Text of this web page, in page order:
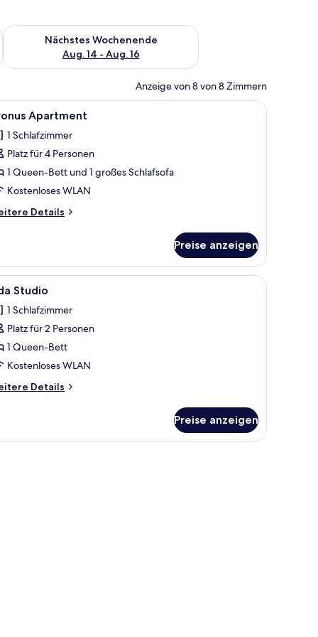
Aug. 7 - Aug. 9.
Nächstes Wochenende
Aug. 14 - Aug. 16
Überprüfe die Verfügbarkeit für nächstes Wochenende, Aug.
Anzeige von 8 von 8 Zimmern
weißer Bettwäsche.
einem Nachttisch und einer Wanddekoration.Ein Schlafzimmer mit einem hölzernen
14 Apartment
1 Schlafzimmer
Platz für 4 Personen
1 Queen-Bett und 1 großes Schlafsofa
Kostenloses WLAN
Details
Preise anzeigen
mit Lampen.
Holz-Kopfteil und Nachttischlampe.Ein Badezimmer mit einem runden Spiegel,
8 Studio
1 Schlafzimmer
Platz für 2 Personen
1 Queen-Bett
Kostenloses WLAN
Details
Preise anzeigen
und einer Holzpaneelausstattung.